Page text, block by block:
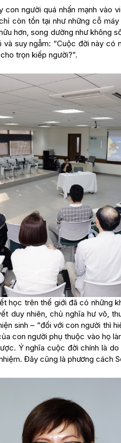
con người quá nhấn mạnh vào
còn tồn tại như những cỗ
hơn, song dường như không
suy ngẫm: “Cuộc đời này có
trọn kiếp người?”.
học trên thế giới đã có những
duy nhiên, chủ nghĩa hư vô,
sinh – “đối với con người thì
con người phụ thuộc vào họ
Ý nghĩa cuộc đời chính là
Đây cũng là phương cách